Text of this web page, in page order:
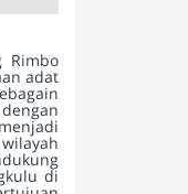
Rimbo
adat
di